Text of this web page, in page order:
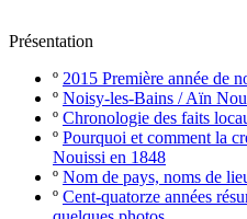
Présentation
º 2015 Première année de
º Noisy-les-Bains / Aïn
º Chronologie des faits
º Pourquoi et comment la
Nouissi en 1848
º Nom de pays, noms de
º Cent-quatorze années